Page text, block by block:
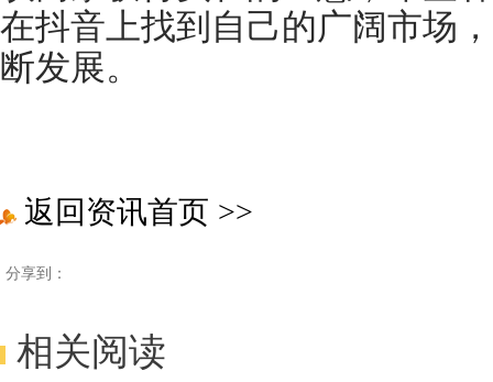
在抖音上找到自己的广阔市场
断发展。
返回资讯首页 >>
分享到：
相关阅读